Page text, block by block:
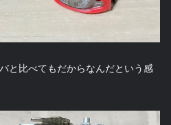
と比べてもだからなんだという感